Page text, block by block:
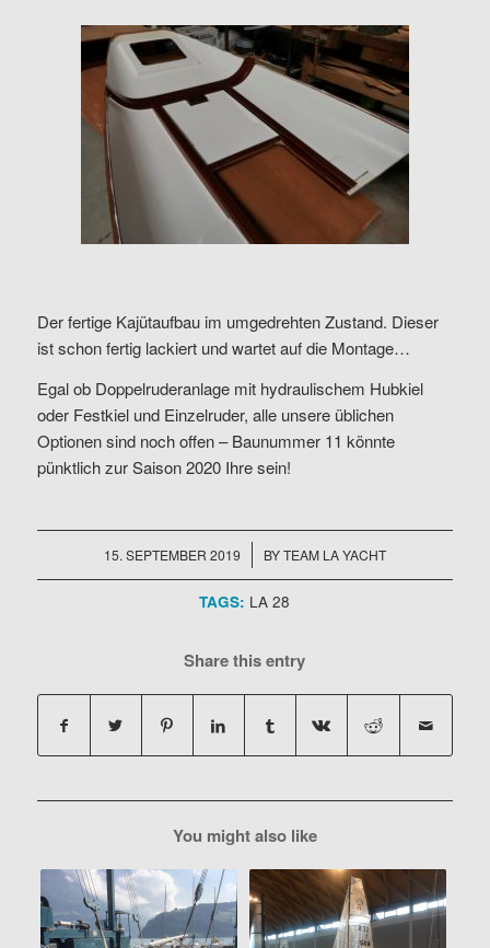
Der fertige Kajütaufbau im umgedrehten Zustand. Dieser
ist schon fertig lackiert und wartet auf die Montage…
Egal ob Doppelruderanlage mit hydraulischem Hubkiel
oder Festkiel und Einzelruder, alle unsere üblichen
Optionen sind noch offen – Baunummer 11 könnte
pünktlich zur Saison 2020 Ihre sein!
15. SEPTEMBER 2019
/ BYTEAM LA YACHT
TAGS: LA 28
Share this entry
You might also like